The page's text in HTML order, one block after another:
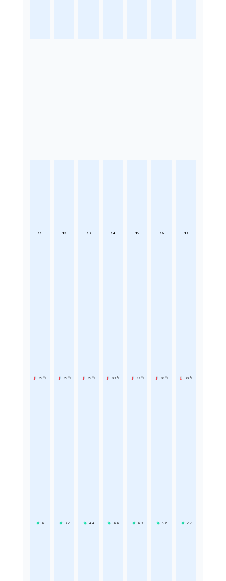
11
39 °F
4
12
39 °F
3.2
13
39 °F
4.4
14
39 °F
4.4
15
37 °F
4.9
16
38 °F
5.6
17
38 °F
2.7